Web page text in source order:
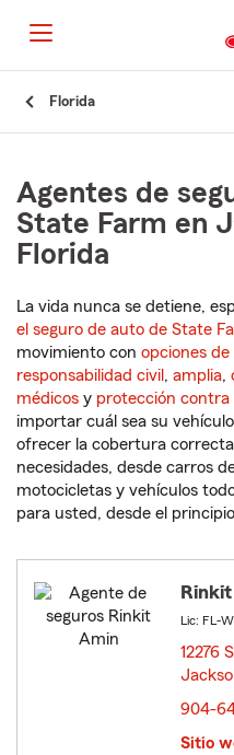
Florida
Agentes de
State Farm en
Florida
La vida nunca se detiene,
el seguro de auto de State
movimiento con opciones
responsabilidad civil , amplia,
médicos y protección contra
importar cuál sea su
ofrecer la cobertura
necesidades, desde carros
motocicletas y vehículos
para usted, desde el
Lic: FL-
12276
904-
Sitio